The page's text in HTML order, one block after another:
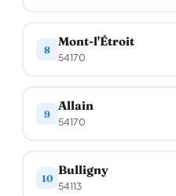
8
Mont-l'Étroit
54170
9
Allain
54170
10
Bulligny
54113